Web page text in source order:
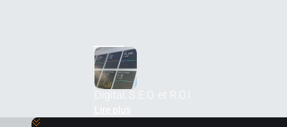
Digital, S.E.O. et R.O.I.
Lire plus